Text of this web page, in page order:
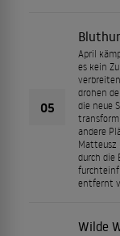
05
April
es kein
drohen
die neue
andere
Matteusz
durch die
entfernt
Wilde